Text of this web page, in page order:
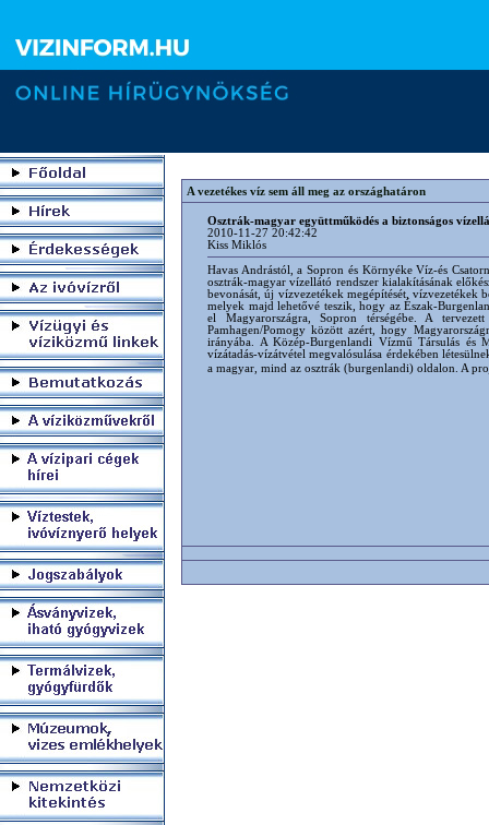
A vezetékes víz sem áll meg az országhatáron
Osztrák-magyar együttműködés a biztonságos
2010-11-27 20:42:42
Kiss Miklós
Havas Andrástól, a Sopron és Környéke Víz-és
osztrák-magyar vízellátó rendszer kialakításának
bevonását, új vízvezetékek megépítését, vízvezetékek
melyek majd lehetővé teszik, hogy az Észak-
el Magyarországra, Sopron térségébe. A
Pamhagen/Pomogy között azért, hogy
irányába. A Közép-Burgenlandi Vízmű Társulás és
vízátadás-vízátvétel megvalósulása érdekében
a magyar, mind az osztrák (burgenlandi) oldalon. A